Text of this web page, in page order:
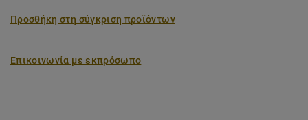
Προσθήκη στη σύγκριση προϊόντων
Επικοινωνία με εκπρόσωπο